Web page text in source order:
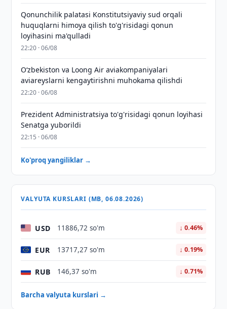
Qonunchilik palatasi Konstitutsiyaviy sud orqali
huquqlarni himoya qilish to'g'risidagi qonun
loyihasini ma'qulladi
22:20 · 06/08
Oʻzbekiston va Loong Air aviakompaniyalari
aviareyslarni kengaytirishni muhokama qilishdi
22:20 · 06/08
Prezident Administratsiya to'g'risidagi qonun loyihasi
Senatga yuborildi
22:15 · 06/08
Ko'proq yangiliklar →
VALYUTA KURSLARI (MB, 06.08.2026)
USD 11886,72 so'm ↓ 0.46%
EUR 13717,27 so'm ↓ 0.19%
RUB 146,37 so'm ↓ 0.71%
Barcha valyuta kurslari →